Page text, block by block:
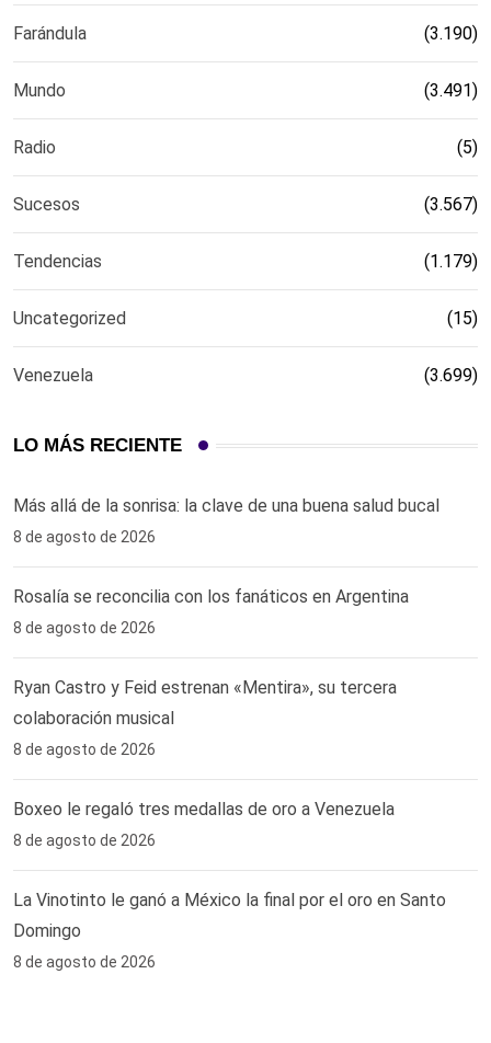
Farándula (3.190)
Mundo (3.491)
Radio (5)
Sucesos (3.567)
Tendencias (1.179)
Uncategorized (15)
Venezuela (3.699)
LO MÁS RECIENTE
Más allá de la sonrisa: la clave de una buena salud bucal
8 de agosto de 2026
Rosalía se reconcilia con los fanáticos en Argentina
8 de agosto de 2026
Ryan Castro y Feid estrenan «Mentira», su tercera
colaboración musical
8 de agosto de 2026
Boxeo le regaló tres medallas de oro a Venezuela
8 de agosto de 2026
La Vinotinto le ganó a México la final por el oro en Santo
Domingo
8 de agosto de 2026